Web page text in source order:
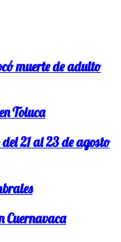
muerte de adulto
Toluca
21 al 23 de agosto
Cuernavaca